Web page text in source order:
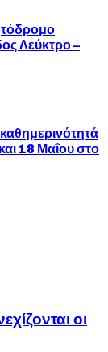
Λεύκτρο –
18 Μαΐου στο
οι